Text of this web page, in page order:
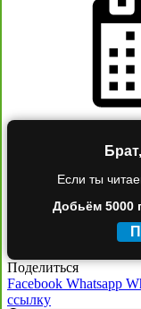
Если ты
Добьём 5000
Поделиться
Facebook Whatsapp
ссылку